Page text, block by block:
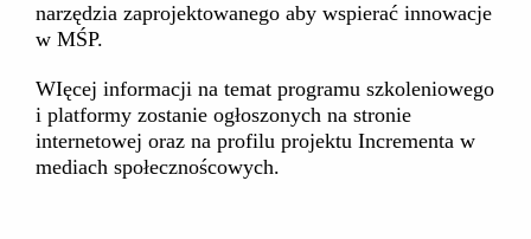
narzędzia zaprojektowanego aby wspierać innowacje
w MŚP.
WIęcej informacji na temat programu szkoleniowego
i platformy zostanie ogłoszonych na stronie
internetowej oraz na profilu projektu Incrementa w
mediach społecznoścowych.